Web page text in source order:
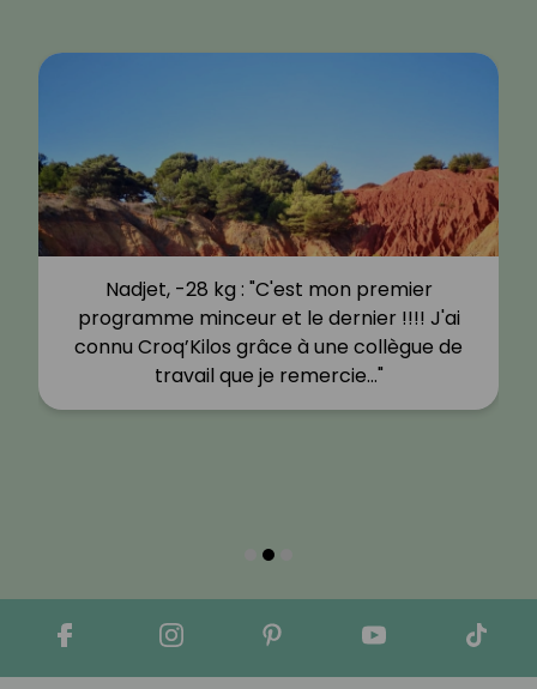
Nadjet, -28 kg : "C'est mon premier
programme minceur et le dernier !!!! J'ai
connu Croq’Kilos grâce à une collègue de
travail que je remercie…"